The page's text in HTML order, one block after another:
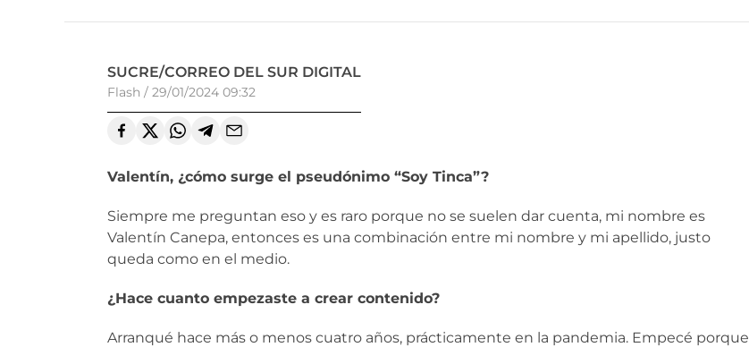
SUCRE/CORREO DEL SUR DIGITAL
Flash / 29/01/2024 09:32
Valentín, ¿cómo surge el pseudónimo “Soy Tinca”?
Siempre me preguntan eso y es raro porque no se suelen dar cuenta, mi nombre es
Valentín Canepa, entonces es una combinación entre mi nombre y mi apellido, justo
queda como en el medio.
¿Hace cuanto empezaste a crear contenido?
Arranqué hace más o menos cuatro años, prácticamente en la pandemia. Empecé porque